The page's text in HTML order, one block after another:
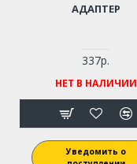
АДАПТЕР
337р.
НЕТ В НАЛИЧИИ
Уведомить о